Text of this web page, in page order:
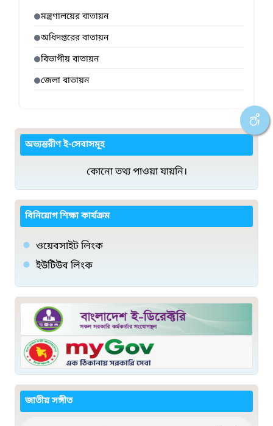
মন্ত্রণালয়ের বাতায়ন
অধিদপ্তরের বাতায়ন
বিভাগীয় বাতায়ন
জেলা বাতায়ন
অভ্যন্তরীণ ই-সেবাসমূহ
কোনো তথ্য পাওয়া যায়নি।
বিনিয়োগ শিক্ষা কার্যক্রম
ওয়েবসাইট লিংক
ইউটিউব লিংক
জাতীয় সঙ্গীত